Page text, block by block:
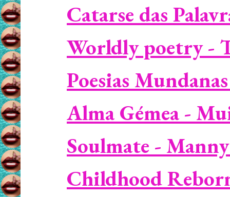
Catarse das
Worldly poetry -
Poesias
Alma Gémea -
Soulmate -
Childhood